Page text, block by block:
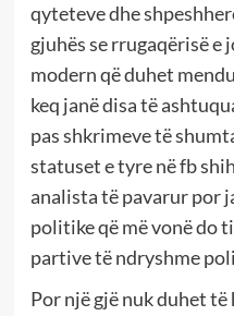
qyteteve dhe
gjuhës se rrugaqërisë e
modern që duhet
keq janë disa të
pas shkrimeve të
statuset e tyre në fb
analista të pavarur por
politike që më vonë do
partive të ndryshme
Por një gjë nuk duhet